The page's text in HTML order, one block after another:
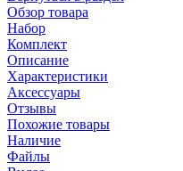
Обзор товара
Набор
Комплект
Описание
Характеристики
Аксессуары
Отзывы
Похожие товары
Наличие
Файлы